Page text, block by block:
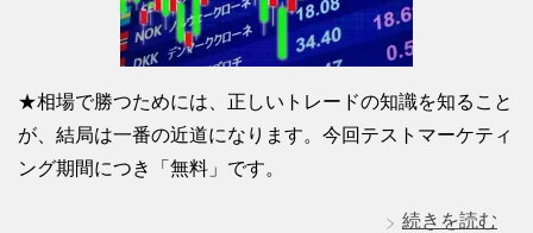
★相場で勝つためには、正しいトレードの知識を知ること
が、結局は一番の近道になります。今回テストマーケティ
ング期間につき「無料」です。
続きを読む